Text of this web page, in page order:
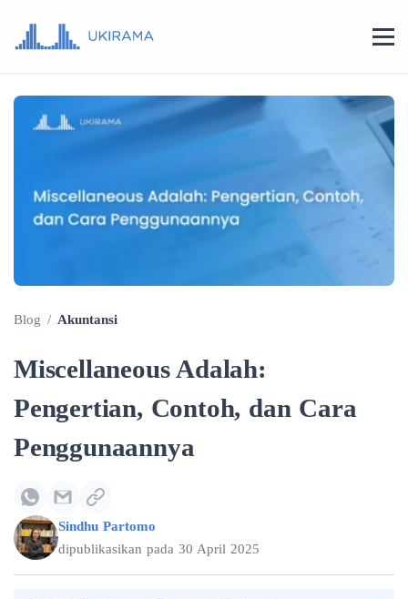
Blog / Akuntansi
Miscellaneous Adalah:
Pengertian, Contoh, dan Cara
Penggunaannya
Sindhu Partomo
dipublikasikan pada 30 April 2025